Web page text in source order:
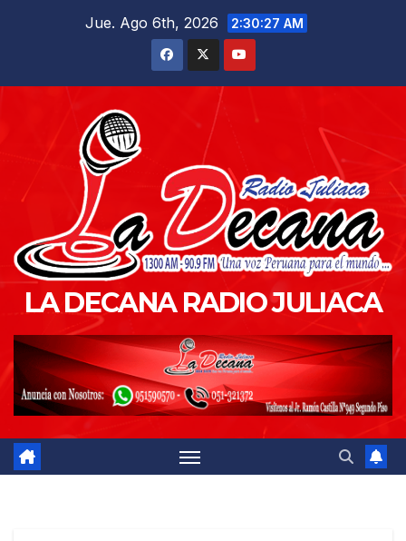
Jue. Ago 6th, 2026 2:30:28 AM
LA DECANA RADIO JULIACA